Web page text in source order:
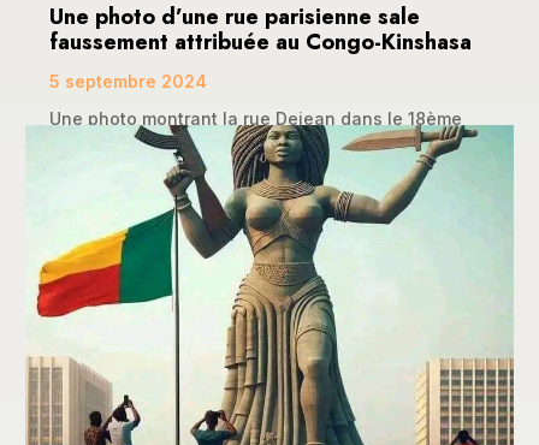
Une photo d’une rue parisienne sale
faussement attribuée au Congo-Kinshasa
5 septembre 2024
Une photo montrant la rue Dejean dans le 18ème
arrondissement de Paris a fait le tour de la toile...